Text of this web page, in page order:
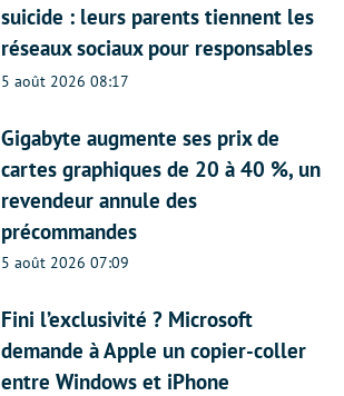
suicide : leurs parents tiennent les
réseaux sociaux pour responsables
5 août 2026 08:17
Gigabyte augmente ses prix de
cartes graphiques de 20 à 40 %, un
revendeur annule des
précommandes
5 août 2026 07:09
Fini l’exclusivité ? Microsoft
demande à Apple un copier-coller
entre Windows et iPhone